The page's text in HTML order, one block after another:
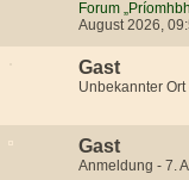
Forum
August 2026,
Gast
Unbekannter Ort
Gast
Anmeldung - 7.